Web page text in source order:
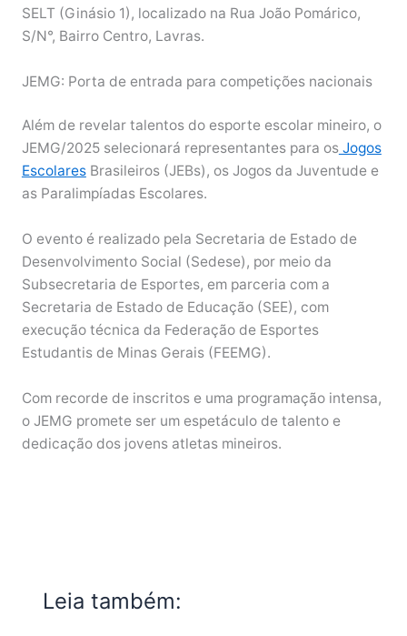
SELT (Ginásio 1), localizado na Rua João Pomárico,
S/N°, Bairro Centro, Lavras.
JEMG: Porta de entrada para competições nacionais
Além de revelar talentos do esporte escolar mineiro, o
JEMG/2025 selecionará representantes para osJogos
Escolares Brasileiros (JEBs), os Jogos da Juventude e
as Paralimpíadas Escolares.
O evento é realizado pela Secretaria de Estado de
Desenvolvimento Social (Sedese), por meio da
Subsecretaria de Esportes, em parceria com a
Secretaria de Estado de Educação (SEE), com
execução técnica da Federação de Esportes
Estudantis de Minas Gerais (FEEMG).
Com recorde de inscritos e uma programação intensa,
o JEMG promete ser um espetáculo de talento e
dedicação dos jovens atletas mineiros.
Leia também: